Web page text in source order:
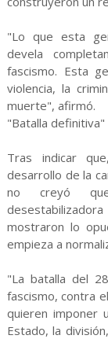
"Lo que esta
devela
fascismo. Esta
violencia, la
muerte", afirmó.
"Batalla definitiva"
Tras indicar
desarrollo de la
no creyó
mostraron lo
empieza a
"La batalla del
fascismo, contra
quieren imponer
Estado, la